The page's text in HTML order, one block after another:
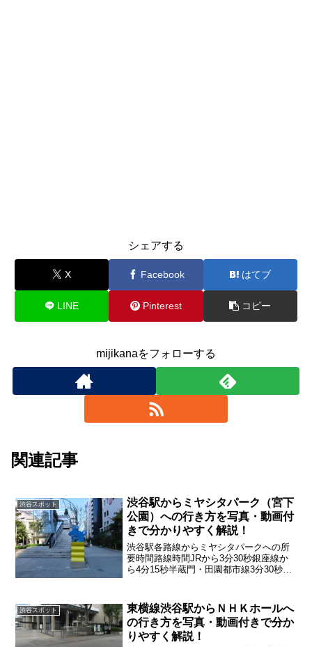
シェアする
X Facebook はてブ
LINE Pinterest コピー
mijikanaをフォローする
関連記事
渋谷スポット
渋谷駅からミヤシタパーク（宮下
公園）への行き方を写真・動画付
きで分かりやすく解説！
渋谷駅各路線からミヤシタパークへの所
要時間路線時間JRから3分30秒銀座線か
ら4分15秒半蔵門・田園都市線3分30秒東
渋谷スポット
東横線渋谷駅からＮＨＫホールへ
の行き方を写真・動画付きで分か
りやすく解説！